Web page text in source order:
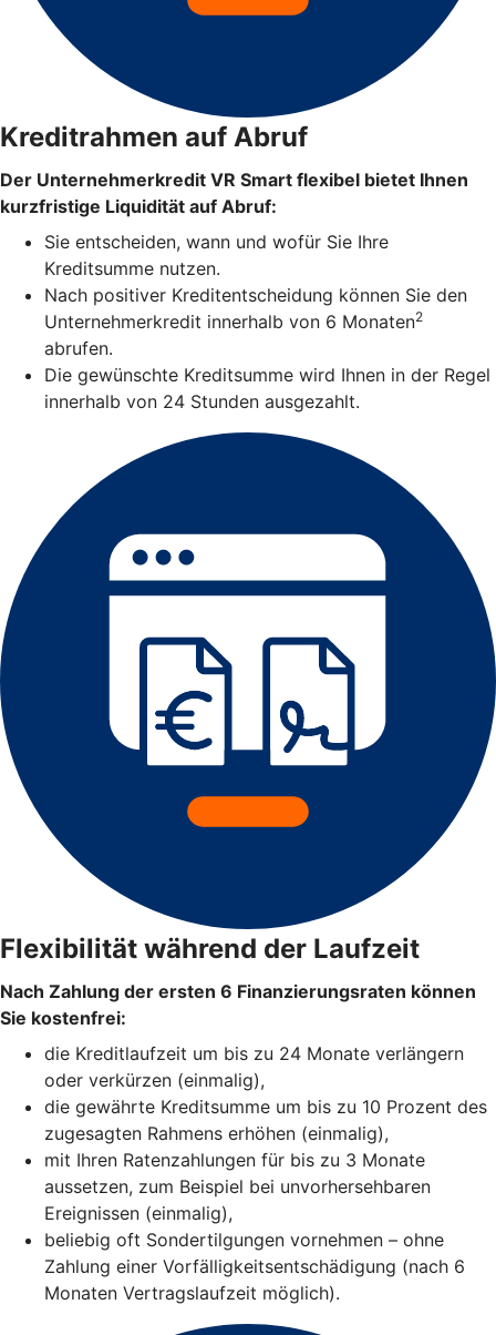
Kreditrahmen auf Abruf
Der Unternehmerkredit VR Smart flexibel bietet Ihnen
kurzfristige Liquidität auf Abruf:
Sie entscheiden, wann und wofür Sie Ihre
Kreditsumme nutzen.
Nach positiver Kreditentscheidung können Sie den
Unternehmerkredit innerhalb von 6 Monaten2
abrufen.
Die gewünschte Kreditsumme wird Ihnen in der Regel
innerhalb von 24 Stunden ausgezahlt.
Flexibilität während der Laufzeit
Nach Zahlung der ersten 6 Finanzierungsraten können
Sie kostenfrei:
die Kreditlaufzeit um bis zu 24 Monate verlängern
oder verkürzen (einmalig),
die gewährte Kreditsumme um bis zu 10 Prozent des
zugesagten Rahmens erhöhen (einmalig),
mit Ihren Ratenzahlungen für bis zu 3 Monate
aussetzen, zum Beispiel bei unvorhersehbaren
Ereignissen (einmalig),
beliebig oft Sondertilgungen vornehmen – ohne
Zahlung einer Vorfälligkeitsentschädigung (nach 6
Monaten Vertragslaufzeit möglich).